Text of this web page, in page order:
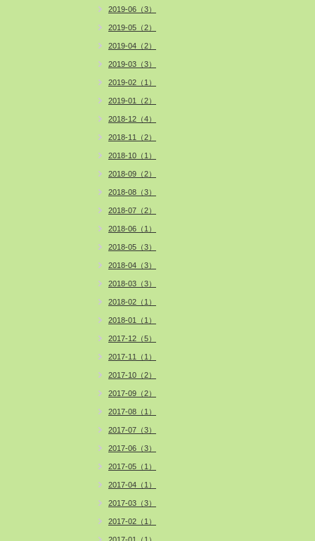
2019-06（3）
2019-05（2）
2019-04（2）
2019-03（3）
2019-02（1）
2019-01（2）
2018-12（4）
2018-11（2）
2018-10（1）
2018-09（2）
2018-08（3）
2018-07（2）
2018-06（1）
2018-05（3）
2018-04（3）
2018-03（3）
2018-02（1）
2018-01（1）
2017-12（5）
2017-11（1）
2017-10（2）
2017-09（2）
2017-08（1）
2017-07（3）
2017-06（3）
2017-05（1）
2017-04（1）
2017-03（3）
2017-02（1）